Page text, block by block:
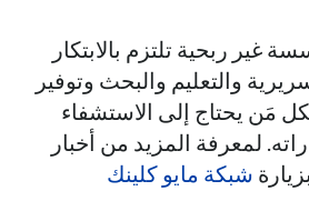
غير ربحية تلتزم بالابتكار
والتعليم والبحث وتوفير
مَن يحتاج إلى الاستشفاء
لمعرفة المزيد من أخبار
شبكة مايو كلينك